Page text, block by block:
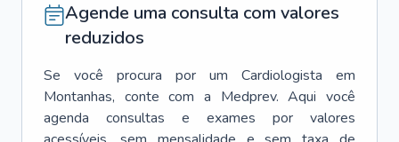
Agende uma consulta com valores
reduzidos
Se você procura por um Cardiologista
em
Montanhas, conte com a Medprev. Aqui você
agenda consultas e exames por valores